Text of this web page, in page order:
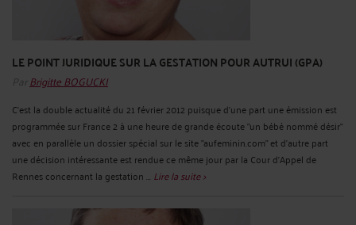
LE POINT JURIDIQUE SUR LA GESTATION POUR AUTRUI (GPA)
Par Brigitte BOGUCKI
C'est la double actualité du 21 février 2012 puisque d'une part une émission est
programmée sur France 2 à une heure de grande écoute "un bébé nommé désir"
avec en parallèle un dossier spécial sur le site "aufeminin.com" et d'autre part
une décision intéressante est rendue ce même jour par la Cour d'Appel de
Rennes concernant la gestation ... Lire la suite >